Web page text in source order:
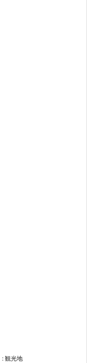
: 観光地